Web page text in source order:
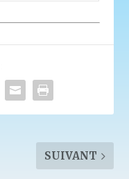
SUIVANT